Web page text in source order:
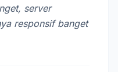
server
responsif banget